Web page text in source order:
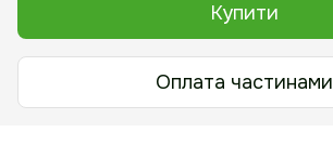
Купити
Оплата частинами